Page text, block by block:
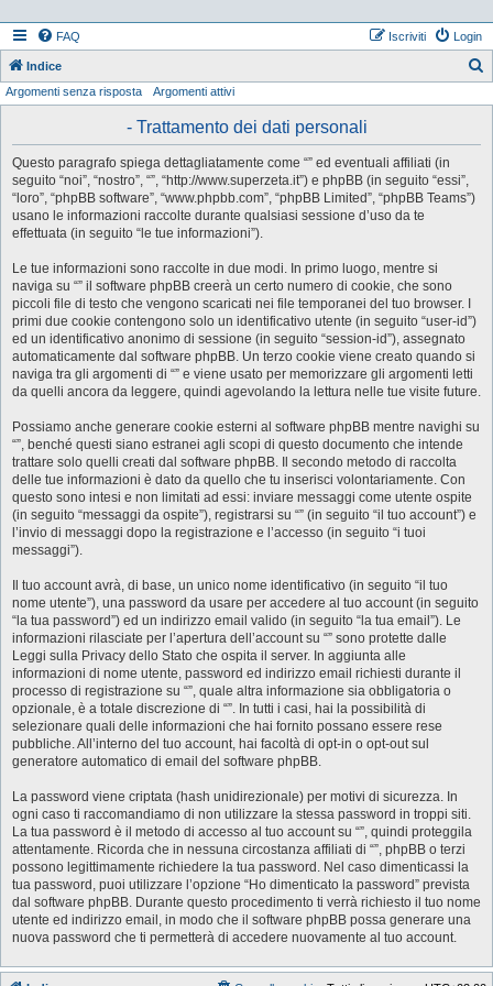
FAQ Login
Iscriviti
Indice
Argomenti senza risposta Argomenti attivi
- Trattamento dei dati personali
Questo paragrafo spiega dettagliatamente come “” ed eventuali affiliati (in
seguito “noi”, “nostro”, “”, “http://www.superzeta.it”) e phpBB (in seguito “essi”,
“loro”, “phpBB software”, “www.phpbb.com”, “phpBB Limited”, “phpBB Teams”)
usano le informazioni raccolte durante qualsiasi sessione d’uso da te
effettuata (in seguito “le tue informazioni”).
Le tue informazioni sono raccolte in due modi. In primo luogo, mentre si
naviga su “” il software phpBB creerà un certo numero di cookie, che sono
piccoli file di testo che vengono scaricati nei file temporanei del tuo browser. I
primi due cookie contengono solo un identificativo utente (in seguito “user-id”)
ed un identificativo anonimo di sessione (in seguito “session-id”), assegnato
automaticamente dal software phpBB. Un terzo cookie viene creato quando si
naviga tra gli argomenti di “” e viene usato per memorizzare gli argomenti letti
da quelli ancora da leggere, quindi agevolando la lettura nelle tue visite future.
Possiamo anche generare cookie esterni al software phpBB mentre navighi su
“”, benché questi siano estranei agli scopi di questo documento che intende
trattare solo quelli creati dal software phpBB. Il secondo metodo di raccolta
delle tue informazioni è dato da quello che tu inserisci volontariamente. Con
questo sono intesi e non limitati ad essi: inviare messaggi come utente ospite
(in seguito “messaggi da ospite”), registrarsi su “” (in seguito “il tuo account”) e
l’invio di messaggi dopo la registrazione e l’accesso (in seguito “i tuoi
messaggi”).
Il tuo account avrà, di base, un unico nome identificativo (in seguito “il tuo
nome utente”), una password da usare per accedere al tuo account (in seguito
“la tua password”) ed un indirizzo email valido (in seguito “la tua email”). Le
informazioni rilasciate per l’apertura dell’account su “” sono protette dalle
Leggi sulla Privacy dello Stato che ospita il server. In aggiunta alle
informazioni di nome utente, password ed indirizzo email richiesti durante il
processo di registrazione su “”, quale altra informazione sia obbligatoria o
opzionale, è a totale discrezione di “”. In tutti i casi, hai la possibilità di
selezionare quali delle informazioni che hai fornito possano essere rese
pubbliche. All’interno del tuo account, hai facoltà di opt-in o opt-out sul
generatore automatico di email del software phpBB.
La password viene criptata (hash unidirezionale) per motivi di sicurezza. In
ogni caso ti raccomandiamo di non utilizzare la stessa password in troppi siti.
La tua password è il metodo di accesso al tuo account su “”, quindi proteggila
attentamente. Ricorda che in nessuna circostanza affiliati di “”, phpBB o terzi
possono legittimamente richiedere la tua password. Nel caso dimenticassi la
tua password, puoi utilizzare l’opzione “Ho dimenticato la password” prevista
dal software phpBB. Durante questo procedimento ti verrà richiesto il tuo nome
utente ed indirizzo email, in modo che il software phpBB possa generare una
nuova password che ti permetterà di accedere nuovamente al tuo account.